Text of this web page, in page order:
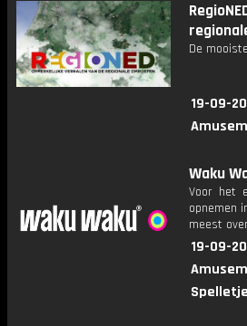
De
19-09-
Waku
Voor het
opnemen
meest
19-09-